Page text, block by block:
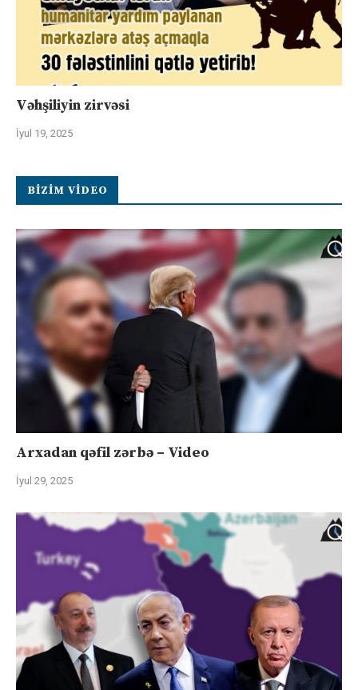
Vəhşiliyin zirvəsi
İyul 19, 2025
BIZIM VIDEO
Arxadan qəfil zərbə – Video
İyul 29, 2025